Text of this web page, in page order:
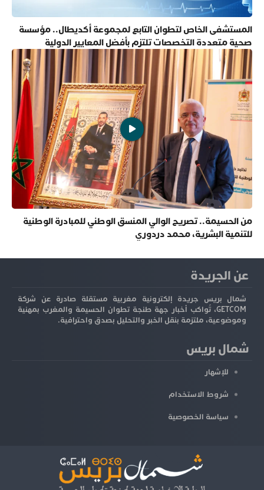
المستشفى الخاص لتطوان التابع لمجموعة أكديطال.. مؤسسة
صحية متعددة التخصصات تلتزم بأفضل المعايير الدولية
من الحسيمة.. تصريح الوالي المنسق الوطني للمبادرة الوطنية
للتنمية البشرية، محمد دردوري
عن الجريدة
شمال بريس جريدة إلكترونية مغربية مستقلة صادرة عن شركة
GETCOM، تُواكب أخبار جهة طنجة تطوان الحسيمة والمغرب بمهنية
وموضوعية، ملتزمة بنقل الخبر والتحليل بصدق واحترافية.
شمال بريس
للإشهار
شروط الاستخدام
سياسة الخصوصية